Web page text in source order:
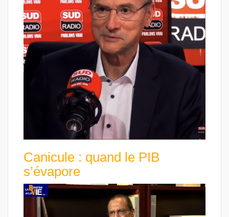
Canicule : quand le PIB
s’évapore